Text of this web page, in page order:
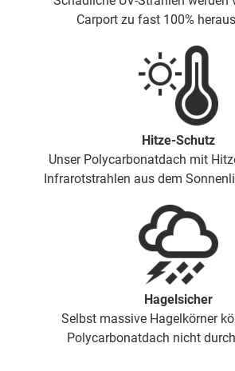
Carport zu fast 100%
Hitze-Schutz
Unser Polycarbonatdach mit
Infrarotstrahlen aus dem
Hagelsicher
Selbst massive Hagelkörner
Polycarbonatdach nicht